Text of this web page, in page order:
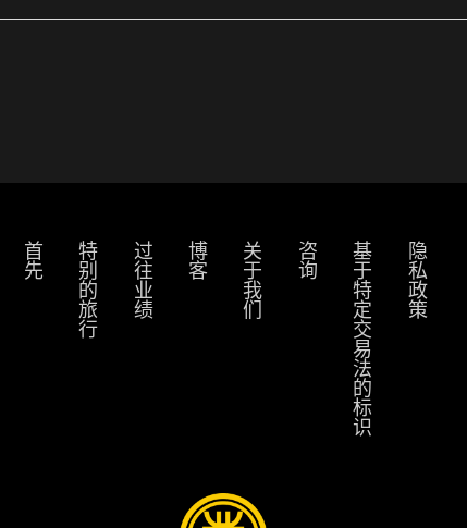
隐私政策
基于特定交易法的标识
咨询
关于我们
博客
过往业绩
特别的旅行
首先